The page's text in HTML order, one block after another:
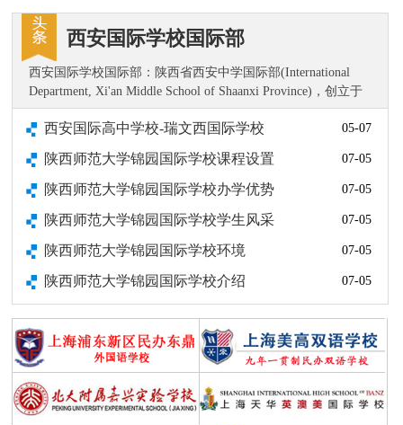
西安国际学校国际部
西安国际学校国际部：陕西省西安中学国际部(International
Department, Xi'an Middle School of Shaanxi Province)，创立于
2011年，是西安中学优质教育资源的辐射和拓展。国际部以培
养“具有中国情怀的世界人，世界的改变者”为目标，经过9年
教育教学实践。……
西安国际高中学校-瑞文西国际学校 05-07
陕西师范大学锦园国际学校课程设置 07-05
陕西师范大学锦园国际学校办学优势 07-05
陕西师范大学锦园国际学校学生风采 07-05
陕西师范大学锦园国际学校环境 07-05
陕西师范大学锦园国际学校介绍 07-05
西安沣东中加学校怎么样？ 07-03
西安私立学校有哪些？ 07-03
西安双语学校有哪些优势 07-03